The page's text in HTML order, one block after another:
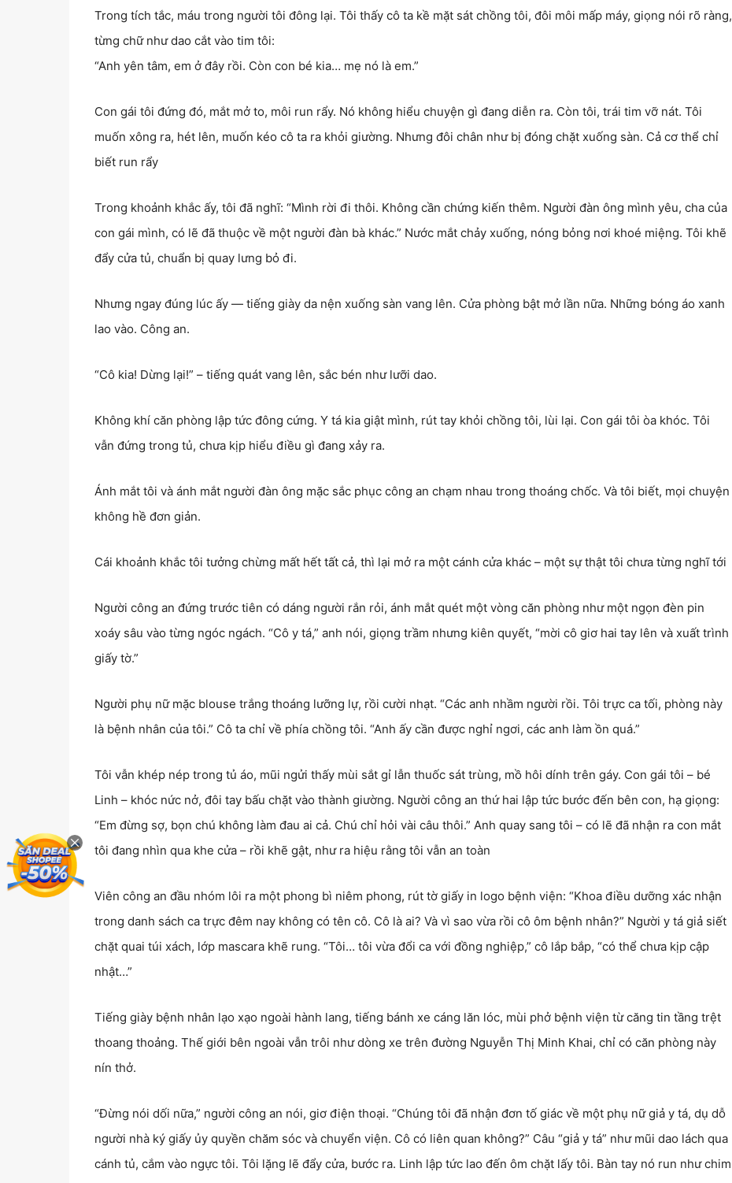
Trong tích tắc, máu trong người tôi đông lại. Tôi thấy cô ta kề mặt sát chồng tôi, đôi môi mấp máy, giọng nói rõ ràng,
từng chữ như dao cắt vào tim tôi:
“Anh yên tâm, em ở đây rồi. Còn con bé kia… mẹ nó là em.”
Con gái tôi đứng đó, mắt mở to, môi run rẩy. Nó không hiểu chuyện gì đang diễn ra. Còn tôi, trái tim vỡ nát. Tôi
muốn xông ra, hét lên, muốn kéo cô ta ra khỏi giường. Nhưng đôi chân như bị đóng chặt xuống sàn. Cả cơ thể chỉ
biết run rẩy
Trong khoảnh khắc ấy, tôi đã nghĩ: “Mình rời đi thôi. Không cần chứng kiến thêm. Người đàn ông mình yêu, cha của
con gái mình, có lẽ đã thuộc về một người đàn bà khác.” Nước mắt chảy xuống, nóng bỏng nơi khoé miệng. Tôi khẽ
đẩy cửa tủ, chuẩn bị quay lưng bỏ đi.
Nhưng ngay đúng lúc ấy — tiếng giày da nện xuống sàn vang lên. Cửa phòng bật mở lần nữa. Những bóng áo xanh
lao vào. Công an.
“Cô kia! Dừng lại!” – tiếng quát vang lên, sắc bén như lưỡi dao.
Không khí căn phòng lập tức đông cứng. Y tá kia giật mình, rút tay khỏi chồng tôi, lùi lại. Con gái tôi òa khóc. Tôi
vẫn đứng trong tủ, chưa kịp hiểu điều gì đang xảy ra.
Ánh mắt tôi và ánh mắt người đàn ông mặc sắc phục công an chạm nhau trong thoáng chốc. Và tôi biết, mọi chuyện
không hề đơn giản.
Cái khoảnh khắc tôi tưởng chừng mất hết tất cả, thì lại mở ra một cánh cửa khác – một sự thật tôi chưa từng nghĩ tới
Người công an đứng trước tiên có dáng người rắn rỏi, ánh mắt quét một vòng căn phòng như một ngọn đèn pin
xoáy sâu vào từng ngóc ngách. “Cô y tá,” anh nói, giọng trầm nhưng kiên quyết, “mời cô giơ hai tay lên và xuất trình
giấy tờ.”
Người phụ nữ mặc blouse trắng thoáng lưỡng lự, rồi cười nhạt. “Các anh nhầm người rồi. Tôi trực ca tối, phòng này
là bệnh nhân của tôi.” Cô ta chỉ về phía chồng tôi. “Anh ấy cần được nghỉ ngơi, các anh làm ồn quá.”
Tôi vẫn khép nép trong tủ áo, mũi ngửi thấy mùi sắt gỉ lẫn thuốc sát trùng, mồ hôi dính trên gáy. Con gái tôi – bé
Linh – khóc nức nở, đôi tay bấu chặt vào thành giường. Người công an thứ hai lập tức bước đến bên con, hạ giọng:
“Em đừng sợ, bọn chú không làm đau ai cả. Chú chỉ hỏi vài câu thôi.” Anh quay sang tôi – có lẽ đã nhận ra con mắt
tôi đang nhìn qua khe cửa – rồi khẽ gật, như ra hiệu rằng tôi vẫn an toàn
Viên công an đầu nhóm lôi ra một phong bì niêm phong, rút tờ giấy in logo bệnh viện: “Khoa điều dưỡng xác nhận
trong danh sách ca trực đêm nay không có tên cô. Cô là ai? Và vì sao vừa rồi cô ôm bệnh nhân?” Người y tá giả siết
chặt quai túi xách, lớp mascara khẽ rung. “Tôi… tôi vừa đổi ca với đồng nghiệp,” cô lắp bắp, “có thể chưa kịp cập
nhật…”
Tiếng giày bệnh nhân lạo xạo ngoài hành lang, tiếng bánh xe cáng lăn lóc, mùi phở bệnh viện từ căng tin tầng trệt
thoang thoảng. Thế giới bên ngoài vẫn trôi như dòng xe trên đường Nguyễn Thị Minh Khai, chỉ có căn phòng này
nín thở.
“Đừng nói dối nữa,” người công an nói, giơ điện thoại. “Chúng tôi đã nhận đơn tố giác về một phụ nữ giả y tá, dụ dỗ
người nhà ký giấy ủy quyền chăm sóc và chuyển viện. Cô có liên quan không?” Câu “giả y tá” như mũi dao lách qua
cánh tủ, cắm vào ngực tôi. Tôi lặng lẽ đẩy cửa, bước ra. Linh lập tức lao đến ôm chặt lấy tôi. Bàn tay nó run như chim